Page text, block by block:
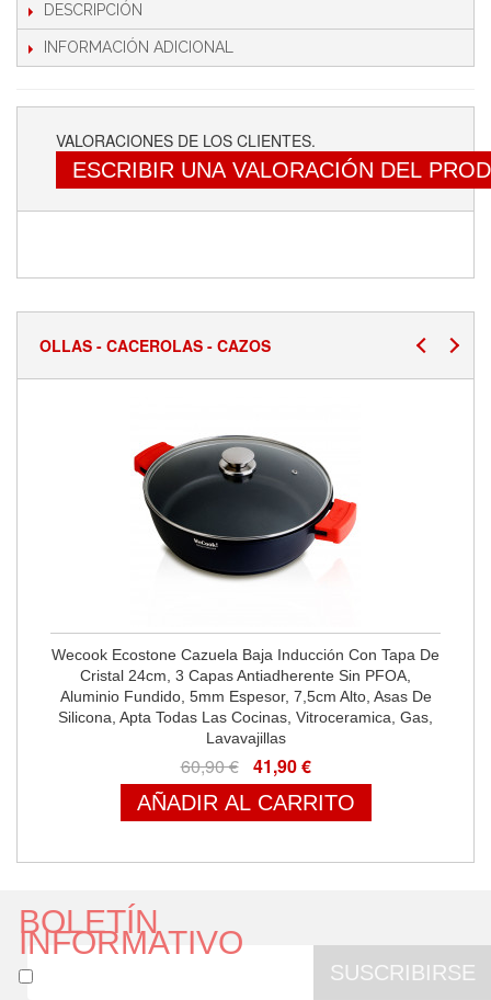
DESCRIPCIÓN
INFORMACIÓN ADICIONAL
VALORACIONES DE LOS CLIENTES.
ESCRIBIR UNA VALORACIÓN DEL
OLLAS - CACEROLAS - CAZOS
Wecook Ecostone Cazuela Baja Inducción Con Tapa De
Cristal 24cm, 3 Capas Antiadherente Sin PFOA,
Aluminio Fundido, 5mm Espesor, 7,5cm Alto, Asas De
Silicona, Apta Todas Las Cocinas, Vitroceramica, Gas,
Lavavajillas
60,90 € 41,90 €
AÑADIR AL CARRITO
BOLETÍN
INFORMATIVO
SUSCRIBIRSE